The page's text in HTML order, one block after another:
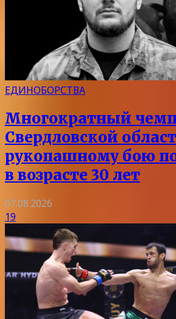
ЕДИНОБОРСТВА
Многократный
Свердловской
рукопашному бою
в возрасте 30 лет
07.08.2026
19